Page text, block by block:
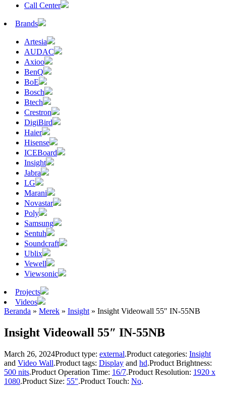
Call Center
Brands
Artesia
AUDAC
Axioo
BenQ
BoE
Bosch
Btech
Crestron
DigiBird
Haier
Hisense
ICEBoard
Insight
Jabra
LG
Marani
Novastar
Poly
Samsung
Sentuh
Soundcraft
Ublix
Vewell
Viewsonic
Projects
Videos
Beranda » Merek » Insight » Insight Videowall 55″ IN-55NB
Insight Videowall 55″ IN-55NB
March 26, 2024Product type: external.Product categories: Insight
and Video Wall.Product tags: Display and hd.Product Brightness:
500 nits.Product Operation Time: 16/7.Product Resolution: 1920 x
1080.Product Size: 55".Product Touch: No.